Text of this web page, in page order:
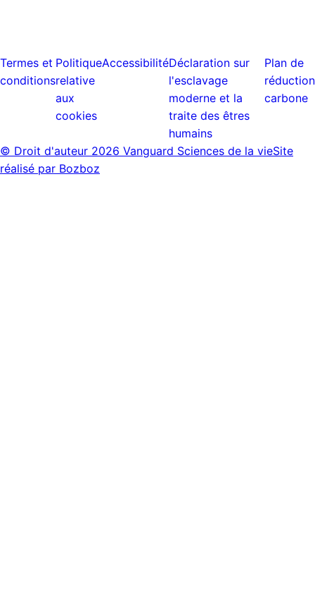
Termes et
conditions
Politique
relative
aux
cookies
AccessibilitéDéclaration sur
l'esclavage
moderne et la
traite des êtres
humains
Plan de
réduction
carbone
© Droit d'auteur 2026 Vanguard Sciences de la vieSite
réalisé par Bozboz